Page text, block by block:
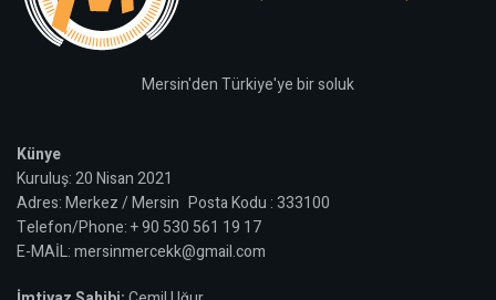
Mersin'den Türkiye'ye bir soluk
Künye
Kuruluş: 20 Nisan 2021
Adres: Merkez / Mersin Posta Kodu : 333100
Telefon/Phone: + 90 530 561 19 17
E-MAİL: mersinmercekk@gmail.com